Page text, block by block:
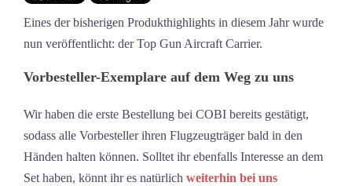
Eines der bisherigen Produkthighlights in diesem Jahr wurde
nun veröffentlicht: der Top Gun Aircraft Carrier.
Vorbesteller-Exemplare auf dem Weg zu uns
Wir haben die erste Bestellung bei COBI bereits gestätigt,
sodass alle Vorbesteller ihren Flugzeugträger bald in den
Händen halten können. Solltet ihr ebenfalls Interesse an dem
Set haben, könnt ihr es natürlich weiterhin bei uns